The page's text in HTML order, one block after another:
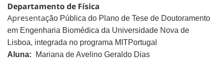
Departamento de Física
Apresentação Pública do Plano de Tese de Doutoramento
em Engenharia Biomédica da Universidade Nova de
Lisboa, integrada no programa MITPortugal
Aluna:
Mariana de Avelino Geraldo Dias